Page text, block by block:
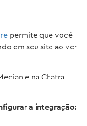
permite que você
em seu site ao ver
e na Chatra
a integração: